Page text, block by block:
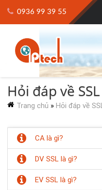
0936 99 39 55
Hỏi đáp về SSL
Trang chủ » Hỏi đáp về SSL
CA là gì?
DV SSL là gì?
EV SSL là gì?